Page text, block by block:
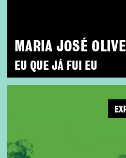
MARIA JOSÉ
EU QUE JÁ FUI EU